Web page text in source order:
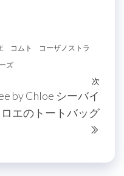
コムト
コーザノストラ
ズ
次
次
by Chloe シーバイ
エのトートバッグ